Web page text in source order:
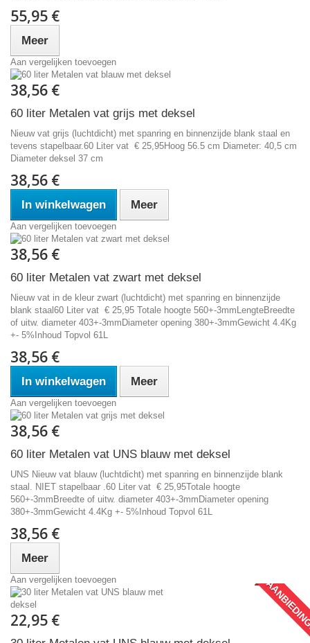
55,95 €
Meer
Aan vergelijken toevoegen
38,56 €
60 liter Metalen vat grijs met deksel
Nieuw vat grijs (luchtdicht) met spanring en binnenzijde blank staal en
tevens stapelbaar.60 Liter vat € 25,95Hoog 56.5 cm Diameter: 40,5 cm
Diameter deksel 37 cm
38,56 €
In winkelwagen Meer
Aan vergelijken toevoegen
38,56 €
60 liter Metalen vat zwart met deksel
Nieuw vat in de kleur zwart (luchtdicht) met spanring en binnenzijde
blank staal60 Liter vat € 25,95 Totale hoogte 560+-3mmLengteBreedte
of uitw. diameter 403+-3mmDiameter opening 380+-3mmGewicht 4.4Kg
+- 5%Inhoud Topvol 61L
38,56 €
In winkelwagen Meer
Aan vergelijken toevoegen
38,56 €
60 liter Metalen vat UNS blauw met deksel
UNS Nieuw vat blauw (luchtdicht) met spanring en binnenzijde blank
staal. NIET stapelbaar .60 Liter vat € 25,95Totale hoogte
560+-3mmBreedte of uitw. diameter 403+-3mmDiameter opening
380+-3mmGewicht 4.4Kg +- 5%Inhoud Topvol 61L
38,56 €
Meer
Aan vergelijken toevoegen
22,95 €